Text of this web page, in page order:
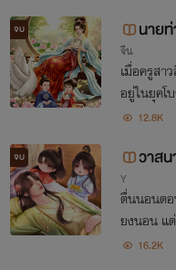
จบ นาย
จีน
เมื่อครูสา
อยู่ในยุคโ
สติอีก แล้ว
12.8K
จบ วาส
Y
ตื่นนอนตอ
ยงนอน แ
อวาสนาขอ
16.2K